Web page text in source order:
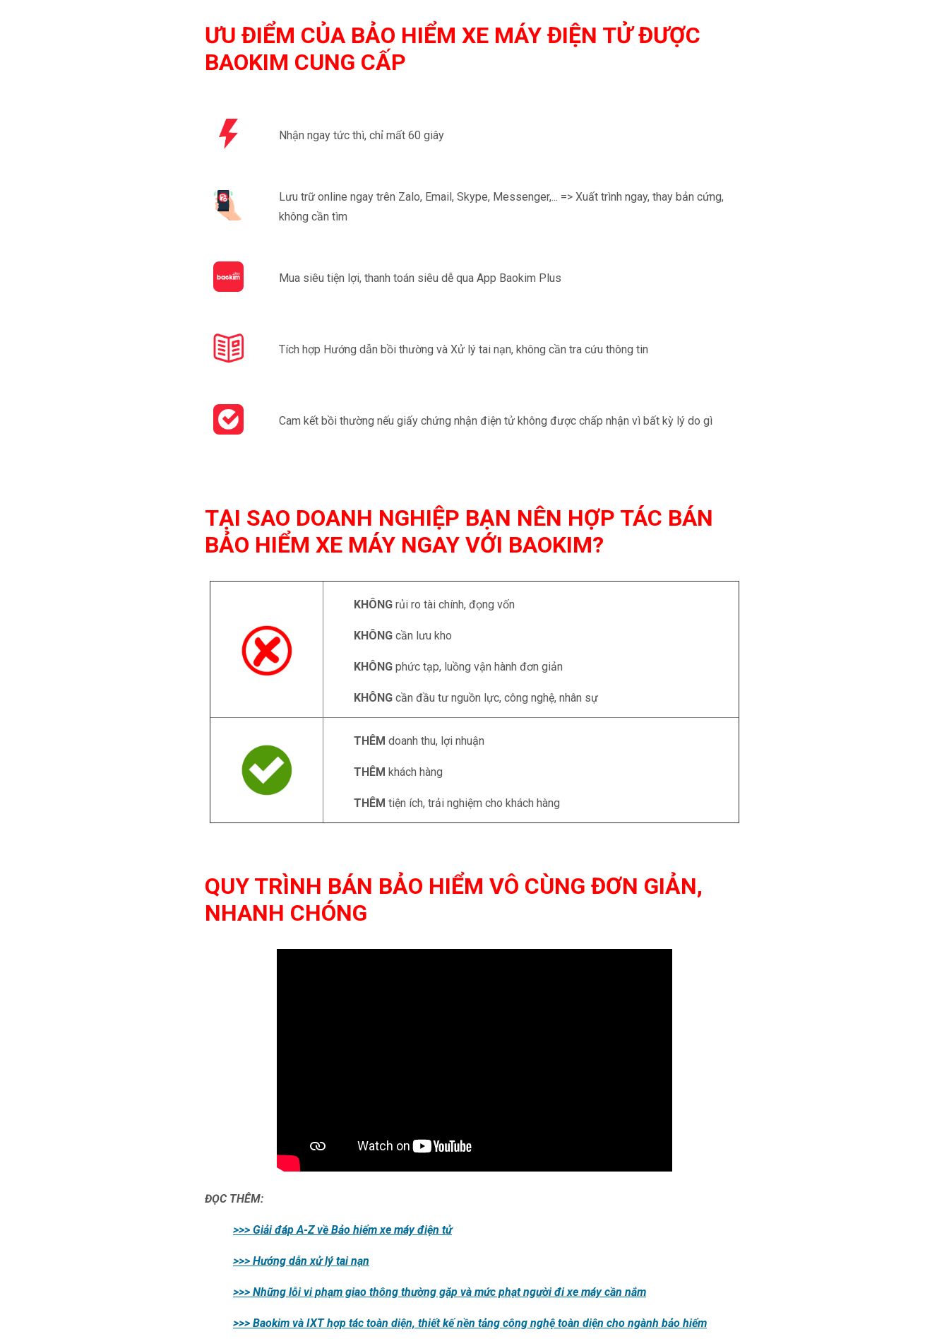
ƯU ĐIỂM CỦA BẢO HIỂM XE MÁY ĐIỆN TỬ ĐƯỢC
BAOKIM CUNG CẤP
Nhận ngay tức thì, chỉ mất 60 giây
Lưu trữ online ngay trên Zalo, Email, Skype, Messenger,... => Xuất trình ngay, thay bản cứng,
không cần tìm
Mua siêu tiện lợi, thanh toán siêu dễ qua App Baokim Plus
Tích hợp Hướng dẫn bồi thường và Xử lý tai nạn, không cần tra cứu thông tin
Cam kết bồi thường nếu giấy chứng nhận điện tử không được chấp nhận vì bất kỳ lý do gì
TẠI SAO DOANH NGHIỆP BẠN NÊN HỢP TÁC BÁN
BẢO HIỂM XE MÁY NGAY VỚI BAOKIM?
KHÔNG rủi ro tài chính, đọng vốn
KHÔNG cần lưu kho
KHÔNG phức tạp, luồng vận hành đơn giản
KHÔNG cần đầu tư nguồn lực, công nghệ, nhân sự
THÊM doanh thu, lợi nhuận
THÊM khách hàng
THÊM tiện ích, trải nghiệm cho khách hàng
QUY TRÌNH BÁN BẢO HIỂM VÔ CÙNG ĐƠN GIẢN,
NHANH CHÓNG
ĐỌC THÊM:
>>> Giải đáp A-Z về Bảo hiểm xe máy điện tử
>>> Hướng dẫn xử lý tai nạn
>>> Những lỗi vi phạm giao thông thường gặp và mức phạt người đi xe máy cần nắm
>>> Baokim và IXT hợp tác toàn diện, thiết kế nền tảng công nghệ toàn diện cho ngành bảo hiểm